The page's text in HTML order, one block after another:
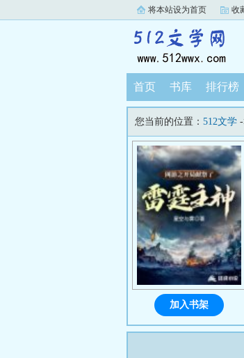
将本站设为首页 收
首页 书库 排行榜
您当前的位置： 512文学
加入书架